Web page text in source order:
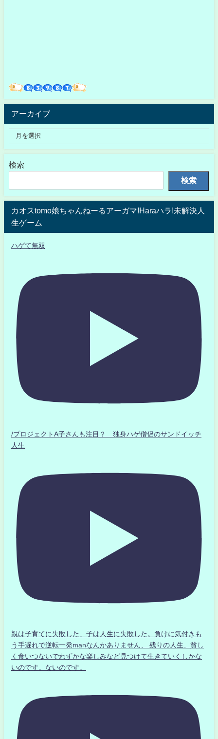
アーカイブ
検索
検索
カオスtomo娘ちゃんねーるアーガマ!Haraハラ!未解決人
生ゲーム
ハゲて無双
/プロジェクトA子さんも注目？ 独身ハゲ僧侶のサンドイッチ
人生
親は子育てに失敗した」子は人生に失敗した。負けに気付きも
う手遅れで逆転一発manなんかありません、 残りの人生、貧し
く食いつないでわずかな楽しみなど見つけて生きていくしかな
いのです。ないのです。